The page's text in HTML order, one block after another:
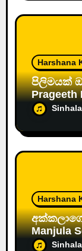
Harshana
පිලිමයක්
Prageeth
Harshana
Manjula